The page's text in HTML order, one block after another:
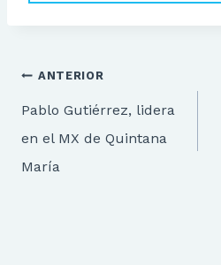
Navegación
de
entradas
ANTERIOR
Pablo Gutiérrez, lidera
en el MX de Quintana
María